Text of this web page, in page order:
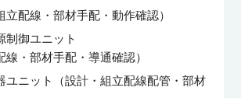
立配線・部材手配・動作確認）
制御ユニット
線・部材手配・導通確認）
ユニット（設計・組立配線配管・部材